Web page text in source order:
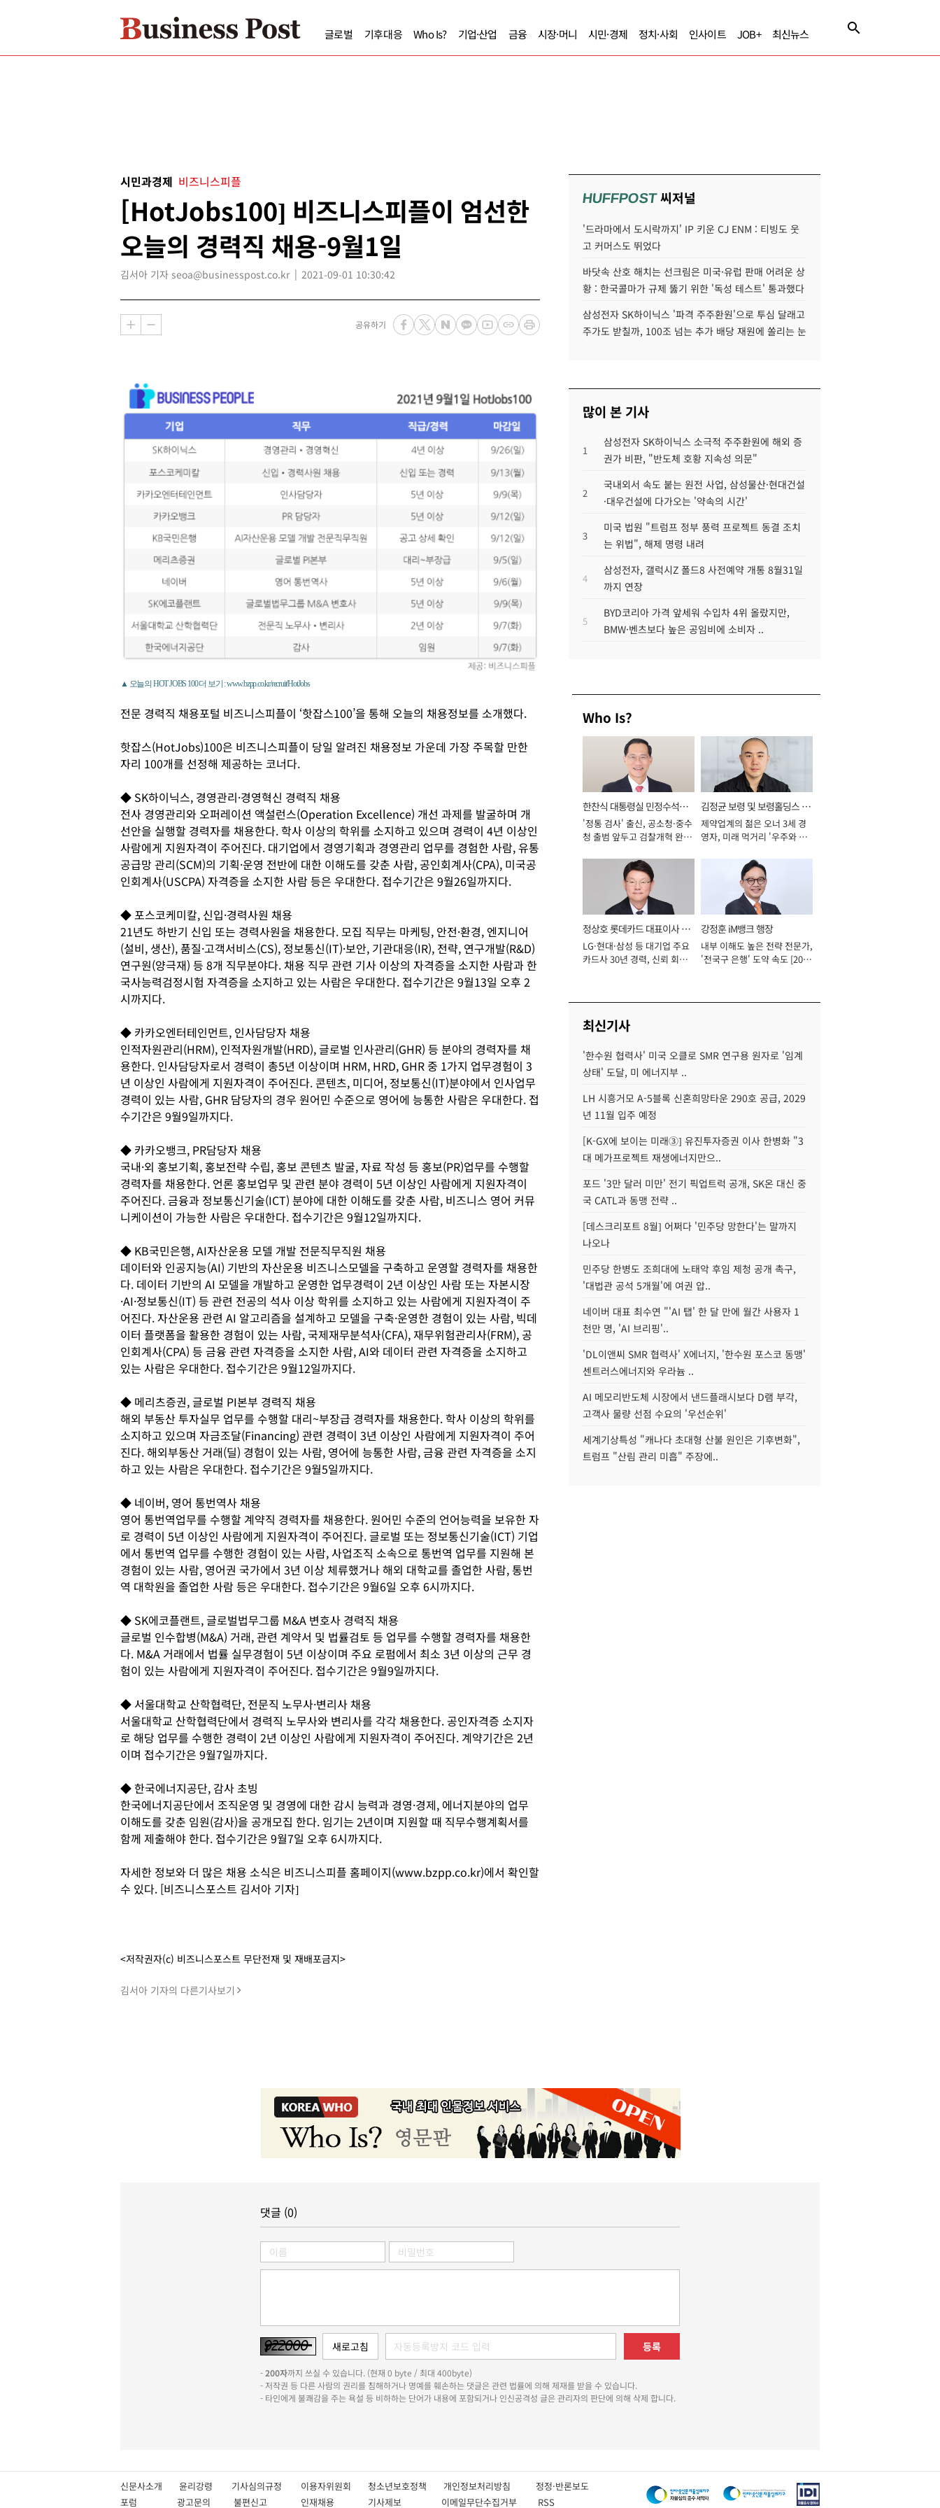
글로벌 기후대응 Who Is? 기업·산업 금융 시장·머니 시민·경제 정치·사회 인사이트 JOB+ 최신뉴스
시민과경제 비즈니스피플
[HotJobs100] 비즈니스피플이 엄선한
오늘의 경력직 채용-9월1일
김서아 기자 seoa@businesspost.co.kr 2021-09-01 10:30:42
공유하기
▲ 오늘의 HOT JOBS 100 더 보기 : www.bzpp.co.kr/recruit/HotJobs
전문 경력직 채용포털 비즈니스피플이 ‘핫잡스100’을 통해 오늘의 채용정보를 소개했다.
핫잡스(HotJobs)100은 비즈니스피플이 당일 알려진 채용정보 가운데 가장 주목할 만한
자리 100개를 선정해 제공하는 코너다.
◆ SK하이닉스, 경영관리·경영혁신 경력직 채용
전사 경영관리와 오퍼레이션 액설런스(Operation Excellence) 개선 과제를 발굴하며 개
선안을 실행할 경력자를 채용한다. 학사 이상의 학위를 소지하고 있으며 경력이 4년 이상인
사람에게 지원자격이 주어진다. 대기업에서 경영기획과 경영관리 업무를 경험한 사람, 유통
공급망 관리(SCM)의 기획·운영 전반에 대한 이해도를 갖춘 사람, 공인회계사(CPA), 미국공
인회계사(USCPA) 자격증을 소지한 사람 등은 우대한다. 접수기간은 9월26일까지다.
◆ 포스코케미칼, 신입·경력사원 채용
21년도 하반기 신입 또는 경력사원을 채용한다. 모집 직무는 마케팅, 안전·환경, 엔지니어
(설비, 생산), 품질·고객서비스(CS), 정보통신(IT)·보안, 기관대응(IR), 전략, 연구개발(R&D)
연구원(양극재) 등 8개 직무분야다. 채용 직무 관련 기사 이상의 자격증을 소지한 사람과 한
국사능력검정시험 자격증을 소지하고 있는 사람은 우대한다. 접수기간은 9월13일 오후 2
시까지다.
◆ 카카오엔터테인먼트, 인사담당자 채용
인적자원관리(HRM), 인적자원개발(HRD), 글로벌 인사관리(GHR) 등 분야의 경력자를 채
용한다. 인사담당자로서 경력이 총5년 이상이며 HRM, HRD, GHR 중 1가지 업무경험이 3
년 이상인 사람에게 지원자격이 주어진다. 콘텐츠, 미디어, 정보통신(IT)분야에서 인사업무
경력이 있는 사람, GHR 담당자의 경우 원어민 수준으로 영어에 능통한 사람은 우대한다. 접
수기간은 9월9일까지다.
◆ 카카오뱅크, PR담당자 채용
국내·외 홍보기획, 홍보전략 수립, 홍보 콘텐츠 발굴, 자료 작성 등 홍보(PR)업무를 수행할
경력자를 채용한다. 언론 홍보업무 및 관련 분야 경력이 5년 이상인 사람에게 지원자격이
주어진다. 금융과 정보통신기술(ICT) 분야에 대한 이해도를 갖춘 사람, 비즈니스 영어 커뮤
니케이션이 가능한 사람은 우대한다. 접수기간은 9월12일까지다.
◆ KB국민은행, AI자산운용 모델 개발 전문직무직원 채용
데이터와 인공지능(AI) 기반의 자산운용 비즈니스모델을 구축하고 운영할 경력자를 채용한
다. 데이터 기반의 AI 모델을 개발하고 운영한 업무경력이 2년 이상인 사람 또는 자본시장
·AI·정보통신(IT) 등 관련 전공의 석사 이상 학위를 소지하고 있는 사람에게 지원자격이 주
어진다. 자산운용 관련 AI 알고리즘을 설계하고 모델을 구축·운영한 경험이 있는 사람, 빅데
이터 플랫폼을 활용한 경험이 있는 사람, 국제재무분석사(CFA), 재무위험관리사(FRM), 공
인회계사(CPA) 등 금융 관련 자격증을 소지한 사람, AI와 데이터 관련 자격증을 소지하고
있는 사람은 우대한다. 접수기간은 9월12일까지다.
◆ 메리츠증권, 글로벌 PI본부 경력직 채용
해외 부동산 투자실무 업무를 수행할 대리~부장급 경력자를 채용한다. 학사 이상의 학위를
소지하고 있으며 자금조달(Financing) 관련 경력이 3년 이상인 사람에게 지원자격이 주어
진다. 해외부동산 거래(딜) 경험이 있는 사람, 영어에 능통한 사람, 금융 관련 자격증을 소지
하고 있는 사람은 우대한다. 접수기간은 9월5일까지다.
◆ 네이버, 영어 통번역사 채용
영어 통번역업무를 수행할 계약직 경력자를 채용한다. 원어민 수준의 언어능력을 보유한 자
로 경력이 5년 이상인 사람에게 지원자격이 주어진다. 글로벌 또는 정보통신기술(ICT) 기업
에서 통번역 업무를 수행한 경험이 있는 사람, 사업조직 소속으로 통번역 업무를 지원해 본
경험이 있는 사람, 영어권 국가에서 3년 이상 체류했거나 해외 대학교를 졸업한 사람, 통번
역 대학원을 졸업한 사람 등은 우대한다. 접수기간은 9월6일 오후 6시까지다.
◆ SK에코플랜트, 글로벌법무그룹 M&A 변호사 경력직 채용
글로벌 인수합병(M&A) 거래, 관련 계약서 및 법률검토 등 업무를 수행할 경력자를 채용한
다. M&A 거래에서 법률 실무경험이 5년 이상이며 주요 로펌에서 최소 3년 이상의 근무 경
험이 있는 사람에게 지원자격이 주어진다. 접수기간은 9월9일까지다.
◆ 서울대학교 산학협력단, 전문직 노무사·변리사 채용
서울대학교 산학협력단에서 경력직 노무사와 변리사를 각각 채용한다. 공인자격증 소지자
로 해당 업무를 수행한 경력이 2년 이상인 사람에게 지원자격이 주어진다. 계약기간은 2년
이며 접수기간은 9월7일까지다.
◆ 한국에너지공단, 감사 초빙
한국에너지공단에서 조직운영 및 경영에 대한 감시 능력과 경영·경제, 에너지분야의 업무
이해도를 갖춘 임원(감사)을 공개모집 한다. 임기는 2년이며 지원할 때 직무수행계획서를
함께 제출해야 한다. 접수기간은 9월7일 오후 6시까지다.
자세한 정보와 더 많은 채용 소식은 비즈니스피플 홈페이지(www.bzpp.co.kr)에서 확인할
수 있다. [비즈니스포스트 김서아 기자]
<저작권자(c) 비즈니스포스트 무단전재 및 재배포금지>
김서아 기자의 다른기사보기
HUFFPOST씨저널
'드라마에서 도시락까지' IP 키운 CJ ENM : 티빙도 웃
고 커머스도 뛰었다
바닷속 산호 해치는 선크림은 미국·유럽 판매 어려운 상
황 : 한국콜마가 규제 뚫기 위한 '독성 테스트' 통과했다
삼성전자 SK하이닉스 '파격 주주환원'으로 투심 달래고
주가도 받칠까, 100조 넘는 추가 배당 재원에 쏠리는 눈
많이 본 기사
1
삼성전자 SK하이닉스 소극적 주주환원에 해외 증
권가 비판, "반도체 호황 지속성 의문"
2
국내외서 속도 붙는 원전 사업, 삼성물산·현대건설
·대우건설에 다가오는 '약속의 시간'
3
미국 법원 "트럼프 정부 풍력 프로젝트 동결 조치
는 위법", 해제 명령 내려
4
삼성전자, 갤럭시Z 폴드8 사전예약 개통 8월31일
까지 연장
5
BYD코리아 가격 앞세워 수입차 4위 올랐지만,
BMW·벤츠보다 높은 공임비에 소비자 ..
Who Is?
한찬식 대통령실 민정수석비
서관
'정통 검사' 출신, 공소청·중수
청 출범 앞두고 검찰개혁 완수
김정균 보령 및 보령홀딩스 대
표이사 사장
제약업계의 젊은 오너 3세 경
영자, 미래 먹거리 '우주와 헬
정상호 롯데카드 대표이사 사
장
LG·현대·삼성 등 대기업 주요
카드사 30년 경력, 신뢰 회복
강정훈 iM뱅크 행장
내부 이해도 높은 전략 전문가,
'전국구 은행' 도약 속도 [2026
최신기사
'한수원 협력사' 미국 오클로 SMR 연구용 원자로 '임계
상태' 도달, 미 에너지부 ..
LH 시흥거모 A-5블록 신혼희망타운 290호 공급, 2029
년 11월 입주 예정
[K-GX에 보이는 미래③] 유진투자증권 이사 한병화 "3
대 메가프로젝트 재생에너지만으..
포드 '3만 달러 미만' 전기 픽업트럭 공개, SK온 대신 중
국 CATL과 동맹 전략 ..
[데스크리포트 8월] 어쩌다 '민주당 망한다'는 말까지
나오나
민주당 한병도 조희대에 노태악 후임 제청 공개 촉구,
'대법관 공석 5개월'에 여권 압..
네이버 대표 최수연 "'AI 탭' 한 달 만에 월간 사용자 1
천만 명, 'AI 브리핑'..
'DL이앤씨 SMR 협력사' X에너지, '한수원 포스코 동맹'
센트러스에너지와 우라늄 ..
AI 메모리반도체 시장에서 낸드플래시보다 D램 부각,
고객사 물량 선점 수요의 '우선순위'
세계기상특성 "캐나다 초대형 산불 원인은 기후변화",
트럼프 "산림 관리 미흡" 주장에..
댓글 (0)
등록
-200자까지 쓰실 수 있습니다. (현재 0 byte / 최대 400byte)
- 저작권 등 다른 사람의 권리를 침해하거나 명예를 훼손하는 댓글은 관련 법률에 의해 제재를 받을 수 있습니다.
- 타인에게 불쾌감을 주는 욕설 등 비하하는 단어가 내용에 포함되거나 인신공격성 글은 관리자의 판단에 의해 삭제 합니다.
신문사소개 윤리강령 기사심의규정 이용자위원회 청소년보호정책 개인정보처리방침 정정·반론보도
포럼
광고문의 불편신고 인재채용 기사제보 이메일무단수집거부 RSS